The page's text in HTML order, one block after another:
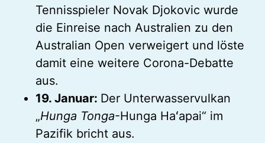
Tennisspieler Novak Djokovic wurde
die Einreise nach Australien zu den
Australian Open verweigert und löste
damit eine weitere Corona-Debatte
aus.
19. Januar: Der Unterwasservulkan
„Hunga Tonga-Hunga Haʻapai“ im
Pazifik bricht aus.